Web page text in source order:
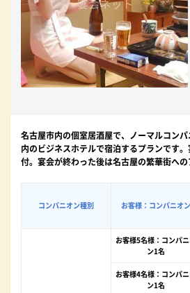
名古屋市内の個室居酒屋で、ノーマルコン
内のビジネスホテルで宿泊するプランです
付。宴会が終わった後は名古屋の繁華街への
コンパニオン種別 お客様：コンパニオン
お客様5名様：コンパ
ン1名
お客様4名様：コンパ
ン1名